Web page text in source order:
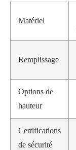
Matériel
Remplissage
Options de
hauteur
Certifications
de sécurité